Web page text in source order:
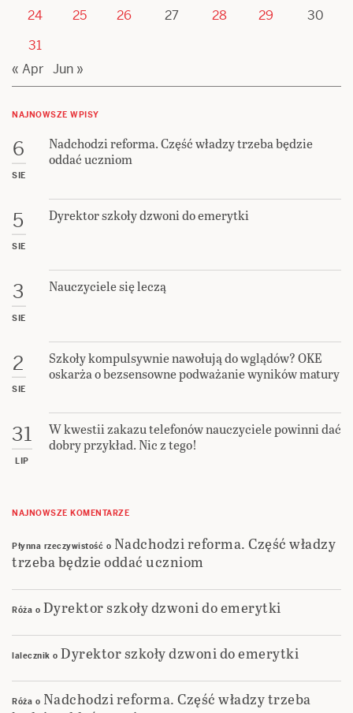
24
25 26 27 28 29
30
31
« Apr Jun »
NAJNOWSZE WPISY
6
SIE
Nadchodzi reforma. Część władzy trzeba będzie
oddać uczniom
5
SIE
Dyrektor szkoły dzwoni do emerytki
3
SIE
Nauczyciele się leczą
2
SIE
Szkoły kompulsywnie nawołują do wglądów? OKE
oskarża o bezsensowne podważanie wyników matury
31
LIP
W kwestii zakazu telefonów nauczyciele powinni dać
dobry przykład. Nic z tego!
NAJNOWSZE KOMENTARZE
Płynna rzeczywistość o Nadchodzi reforma. Część władzy
trzeba będzie oddać uczniom
Róża o Dyrektor szkoły dzwoni do emerytki
lalecznik o Dyrektor szkoły dzwoni do emerytki
Róża o Nadchodzi reforma. Część władzy trzeba